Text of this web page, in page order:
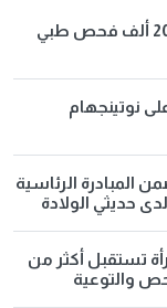
تنفيذا لتوجيهات القيادة السياسية.. اجراء 20 ألف فحص طبي
نوتينجهام
طفل ضمن المبادرة الرئاسية
حديثي الولادة
تستقبل أكثر من